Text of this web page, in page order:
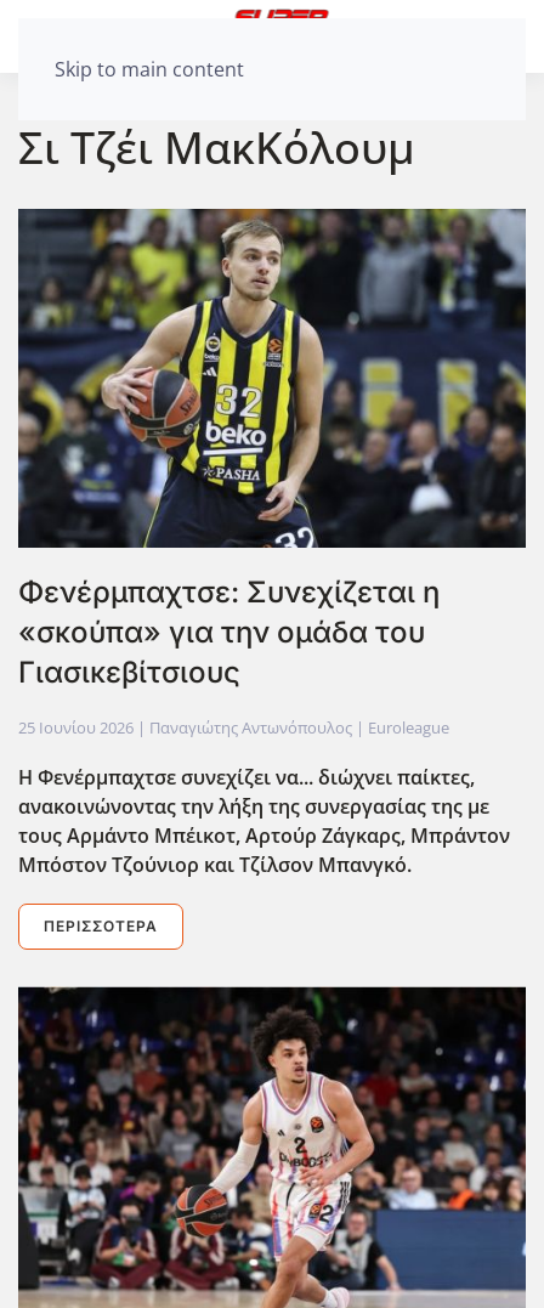
Skip to main content
Σι Τζέι ΜακΚόλουμ
Φενέρμπαχτσε: Συνεχίζεται η
«σκούπα» για την ομάδα του
Γιασικεβίτσιους
25 Ιουνίου 2026 | Παναγιώτης Αντωνόπουλος | Euroleague
Η Φενέρμπαχτσε συνεχίζει να... διώχνει παίκτες,
ανακοινώνοντας την λήξη της συνεργασίας της με
τους Αρμάντο Μπέικοτ, Αρτούρ Ζάγκαρς, Μπράντον
Μπόστον Τζούνιορ και Τζίλσον Μπανγκό.
ΠΕΡΙΣΣΌΤΕΡΑ